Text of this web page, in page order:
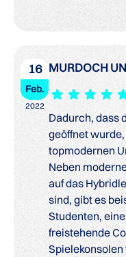
16
Feb.
2022
MURDOCH
Dadurch, dass
geöffnet
topmodernen
Neben
auf das
sind, gibt es
Studenten,
freistehende
Spielekonsolen